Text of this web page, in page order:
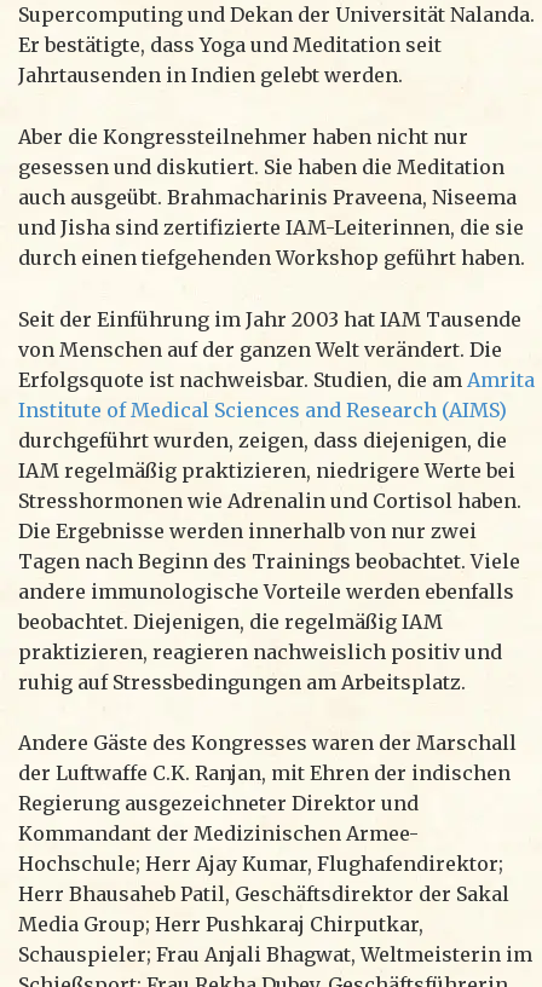
Supercomputing und Dekan der Universität Nalanda.
Er bestätigte, dass Yoga und Meditation seit
Jahrtausenden in Indien gelebt werden.
Aber die Kongressteilnehmer haben nicht nur
gesessen und diskutiert. Sie haben die Meditation
auch ausgeübt. Brahmacharinis Praveena, Niseema
und Jisha sind zertifizierte IAM-Leiterinnen, die sie
durch einen tiefgehenden Workshop geführt haben.
Seit der Einführung im Jahr 2003 hat IAM Tausende
von Menschen auf der ganzen Welt verändert. Die
Erfolgsquote ist nachweisbar. Studien, die am Amrita
Institute of Medical Sciences and Research (AIMS)
durchgeführt wurden, zeigen, dass diejenigen, die
IAM regelmäßig praktizieren, niedrigere Werte bei
Stresshormonen wie Adrenalin und Cortisol haben.
Die Ergebnisse werden innerhalb von nur zwei
Tagen nach Beginn des Trainings beobachtet. Viele
andere immunologische Vorteile werden ebenfalls
beobachtet. Diejenigen, die regelmäßig IAM
praktizieren, reagieren nachweislich positiv und
ruhig auf Stressbedingungen am Arbeitsplatz.
Andere Gäste des Kongresses waren der Marschall
der Luftwaffe C.K. Ranjan, mit Ehren der indischen
Regierung ausgezeichneter Direktor und
Kommandant der Medizinischen Armee-
Hochschule; Herr Ajay Kumar, Flughafendirektor;
Herr Bhausaheb Patil, Geschäftsdirektor der Sakal
Media Group; Herr Pushkaraj Chirputkar,
Schauspieler; Frau Anjali Bhagwat, Weltmeisterin im